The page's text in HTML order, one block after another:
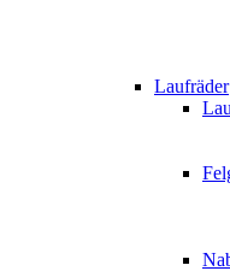
Laufräder